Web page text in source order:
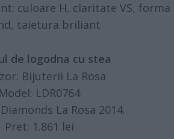
culoare H, claritate VS, forma
taietura briliant
de logodna cu stea
Bijuterii La Rosa
Model: LDR0764
La Rosa 2014.
Pret: 1.861 lei